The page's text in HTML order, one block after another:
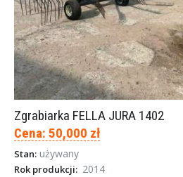
Zgrabiarka FELLA JURA 1402
Cena: 50,000 zł
Stan: używany
Rok produkcji: 2014